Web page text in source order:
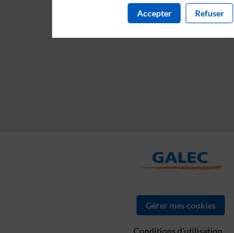
Gérer mes cookies
Accepter Refuser